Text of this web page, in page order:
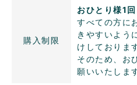
購入制限
おひとり様1
すべての方に
きやすいよう
けしておりま
そのため、お
願いいたしま